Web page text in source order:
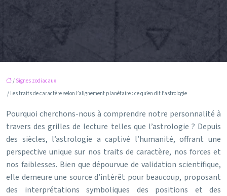
/ Signes zodiacaux
/ Les traits de caractère selon l’alignement planétaire : ce qu’en dit l’astrologie
Pourquoi cherchons-nous à comprendre notre personnalité à
travers des grilles de lecture telles que l’astrologie ? Depuis
des siècles, l’astrologie a captivé l’humanité, offrant une
perspective unique sur nos traits de caractère, nos forces et
nos faiblesses. Bien que dépourvue de validation scientifique,
elle demeure une source d’intérêt pour beaucoup, proposant
des interprétations symboliques des positions et des